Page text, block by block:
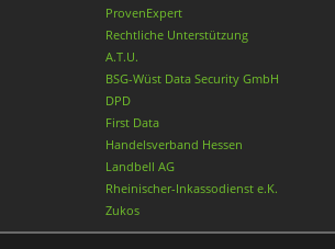
ProvenExpert
Rechtliche Unterstützung
A.T.U.
BSG-Wüst Data Security GmbH
DPD
First Data
Handelsverband Hessen
Landbell AG
Rheinischer-Inkassodienst e.K.
Zukos